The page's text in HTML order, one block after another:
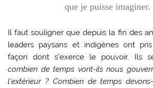
que je puisse imaginer.
Il faut souligner que depuis la fin des
leaders paysans et indigènes ont
façon dont s’exerce le pouvoir. Ils
combien de temps vont-ils nous
l’extérieur ? Combien de temps